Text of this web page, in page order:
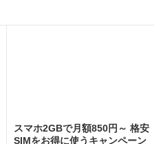
スマホ2GBで月額850円～ 格安
SIMをお得に使うキャンペーン